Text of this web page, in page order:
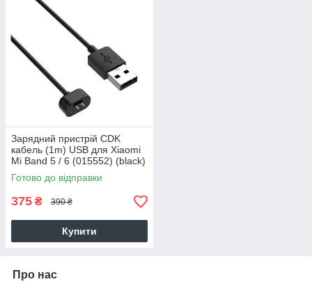
Зарядний пристрій CDK
кабель (1m) USB для Xiaomi
Mi Band 5 / 6 (015552) (black)
Готово до відправки
375 ₴ 390 ₴
Купити
Про нас